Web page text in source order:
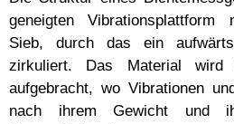
geneigten
Sieb, durch das ein
zirkuliert. Das Material wird
aufgebracht, wo Vibrationen
nach ihrem Gewicht und